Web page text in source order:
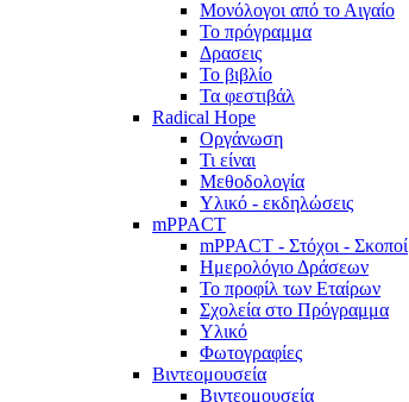
Μονόλογοι από το Αιγαίο
Το πρόγραμμα
Δρασεις
Το βιβλίο
Τα φεστιβάλ
Radical Hope
Οργάνωση
Τι είναι
Μεθοδολογία
Υλικό - εκδηλώσεις
mPPACT
mPPACT - Στόχοι - Σκοποί
Ημερολόγιο Δράσεων
Το προφίλ των Εταίρων
Σχολεία στο Πρόγραμμα
Υλικό
Φωτογραφίες
Βιντεομουσεία
Βιντεομουσεία